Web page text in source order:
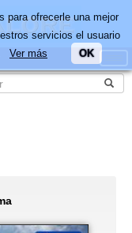
para ofrecerle una mejor
servicios el usuario
Ver más OK